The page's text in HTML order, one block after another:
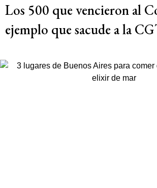
Los 500 que vencieron al
ejemplo que sacude a la